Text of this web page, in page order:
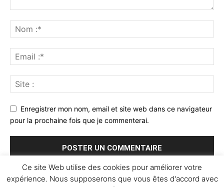
Enregistrer mon nom, email et site web dans ce navigateur
pour la prochaine fois que je commenterai.
Ce site Web utilise des cookies pour améliorer votre
expérience. Nous supposerons que vous êtes d'accord avec